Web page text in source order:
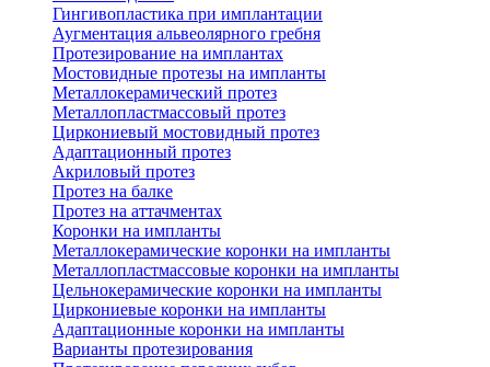
Гингивопластика при имплантации
Аугментация альвеолярного гребня
Протезирование на имплантах
Мостовидные протезы на импланты
Металлокерамический протез
Металлопластмассовый протез
Циркониевый мостовидный протез
Адаптационный протез
Акриловый протез
Протез на балке
Протез на аттачментах
Коронки на импланты
Металлокерамические коронки на импланты
Металлопластмассовые коронки на импланты
Цельнокерамические коронки на импланты
Циркониевые коронки на импланты
Адаптационные коронки на импланты
Варианты протезирования